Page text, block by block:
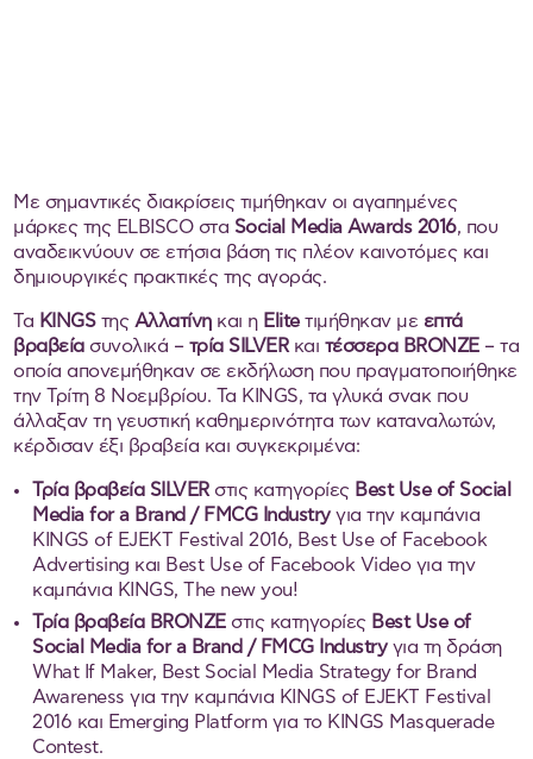
Με σημαντικές διακρίσεις τιμήθηκαν οι αγαπημένες
μάρκες της ELBISCO στα Social Media Awards 2016, που
αναδεικνύουν σε ετήσια βάση τις πλέον καινοτόμες και
δημιουργικές πρακτικές της αγοράς.
Τα KINGSτης Αλλατίνηκαι η Eliteτιμήθηκαν με επτά
βραβείασυνολικά – τρία SILVER και τέσσερα BRONZE– τα
οποία απονεμήθηκαν σε εκδήλωση που πραγματοποιήθηκε
την Τρίτη 8 Νοεμβρίου. Τα KINGS, τα γλυκά σνακ που
άλλαξαν τη γευστική καθημερινότητα των καταναλωτών,
κέρδισαν έξι βραβεία και συγκεκριμένα:
Τρία βραβεία SILVERστις κατηγορίες Best Use of Social
Media for a Brand / FMCG Industryγια την καμπάνια
KINGS of EJEKT Festival 2016, Best Use of Facebook
Advertising και Best Use of Facebook Videο για την
καμπάνια KINGS, The new you!
Τρία βραβεία BRONZEστις κατηγορίες Best Use of
Social Media for a Brand / FMCG Industryγια τη δράση
What If Maker, Best Social Media Strategy for Brand
Awareness για την καμπάνια KINGS of EJEΚT Festival
2016 και Emerging Platform για το KINGS Masquerade
Contest.